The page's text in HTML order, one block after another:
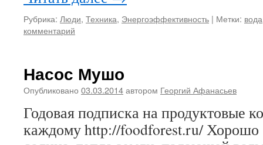
Рубрика: Люди, Техника, Энергоэффективность | Метки: вода
комментарий
Насос Мушо
Опубликовано 03.03.2014автором Георгий Афанасьев
Годовая подписка на продуктовые
каждому http://foodforest.ru/ Хорошо